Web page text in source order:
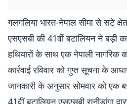
गलगलिया भारत-नेपाल सीमा से सटे
एसएसबी की 41वीं बटालियन ने बड़ी
हथियारों के साथ एक नेपाली नागरिक
कार्रवाई रविवार को गुप्त सूचना के
जानकारी के अनुसार सोमवार को एक
41वीं बटालियन एसएसबी रानीडांगा